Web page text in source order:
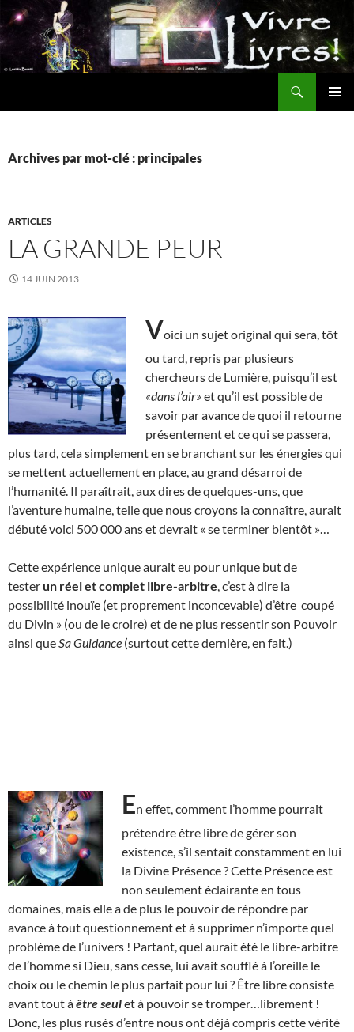
Aller
au
contenu
Archives par mot-clé : principales
ARTICLES
LA GRANDE PEUR
14 JUIN 2013
Voici un sujet original qui sera, tôt
ou tard, repris par plusieurs
chercheurs de Lumière, puisqu’il est
«dans l’air» et qu’il est possible de
savoir par avance de quoi il retourne
présentement et ce qui se passera,
plus tard, cela simplement en se branchant sur les énergies qui
se mettent actuellement en place, au grand désarroi de
l’humanité. Il paraîtrait, aux dires de quelques-uns, que
l’aventure humaine, telle que nous croyons la connaître, aurait
débuté voici 500 000 ans et devrait « se terminer bientôt »…
Cette expérience unique aurait eu pour unique but de
testerun réel et complet libre-arbitre , c’est à dire la
possibilité inouïe (et proprement inconcevable) d’être coupé
du Divin » (ou de le croire) et de ne plus ressentir son Pouvoir
ainsi que Sa Guidance (surtout cette dernière, en fait.)
En effet, comment l’homme pourrait
prétendre être libre de gérer son
existence, s’il sentait constamment en lui
la Divine Présence ? Cette Présence est
non seulement éclairante en tous
domaines, mais elle a de plus le pouvoir de répondre par
avance à tout questionnement et à supprimer n’importe quel
problème de l’univers ! Partant, quel aurait été le libre-arbitre
de l’homme si Dieu, sans cesse, lui avait soufflé à l’oreille le
choix ou le chemin le plus parfait pour lui ? Être libre consiste
avant tout àêtre seulet à pouvoir se tromper…librement !
Donc, les plus rusés d’entre nous ont déjà compris cette vérité